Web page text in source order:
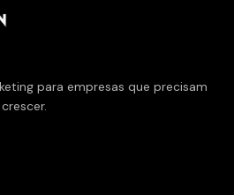
para empresas que precisam